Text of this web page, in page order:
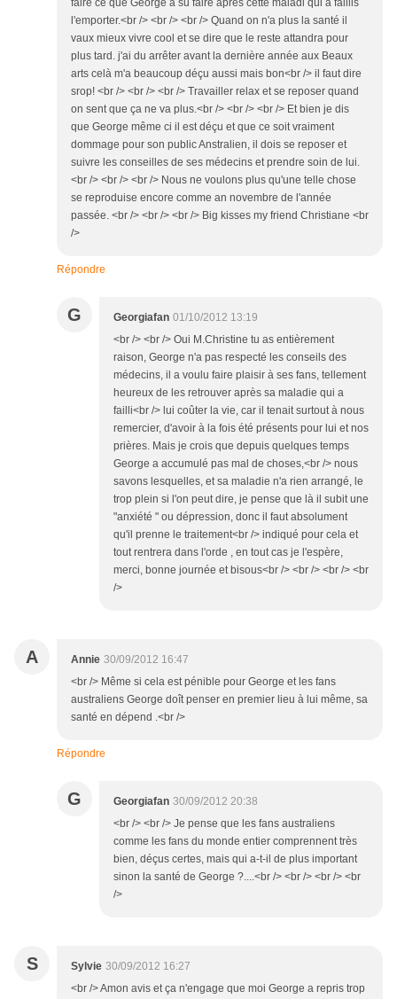
faire ce que George a su faire après cette maladi qui a faillis
l'emporter.<br /> <br /> <br /> Quand on n'a plus la santé il
vaux mieux vivre cool et se dire que le reste attandra pour
plus tard. j'ai du arrêter avant la dernière année aux Beaux
arts celà m'a beaucoup déçu aussi mais bon<br /> il faut dire
srop! <br /> <br /> <br /> Travailler relax et se reposer quand
on sent que ça ne va plus.<br /> <br /> <br /> Et bien je dis
que George même ci il est déçu et que ce soit vraiment
dommage pour son public Anstralien, il dois se reposer et
suivre les conseilles de ses médecins et prendre soin de lui.
<br /> <br /> <br /> Nous ne voulons plus qu'une telle chose
se reproduise encore comme an novembre de l'année
passée. <br /> <br /> <br /> Big kisses my friend Christiane <br
/>
Répondre
G Georgiafan 01/10/2012 13:19
<br /> <br /> Oui M.Christine tu as entièrement
raison, George n'a pas respecté les conseils des
médecins, il a voulu faire plaisir à ses fans, tellement
heureux de les retrouver après sa maladie qui a
failli<br /> lui coûter la vie, car il tenait surtout à nous
remercier, d'avoir à la fois été présents pour lui et nos
prières. Mais je crois que depuis quelques temps
George a accumulé pas mal de choses,<br /> nous
savons lesquelles, et sa maladie n'a rien arrangé, le
trop plein si l'on peut dire, je pense que là il subit une
"anxiété " ou dépression, donc il faut absolument
qu'il prenne le traitement<br /> indiqué pour cela et
tout rentrera dans l'orde , en tout cas je l'espère,
merci, bonne journée et bisous<br /> <br /> <br /> <br
/>
A Annie 30/09/2012 16:47
<br /> Même si cela est pénible pour George et les fans
australiens George doît penser en premier lieu à lui même, sa
santé en dépend .<br />
Répondre
G Georgiafan 30/09/2012 20:38
<br /> <br /> Je pense que les fans australiens
comme les fans du monde entier comprennent très
bien, déçus certes, mais qui a-t-il de plus important
sinon la santé de George ?....<br /> <br /> <br /> <br
/>
S Sylvie 30/09/2012 16:27
<br /> Amon avis et ça n'engage que moi George a repris trop